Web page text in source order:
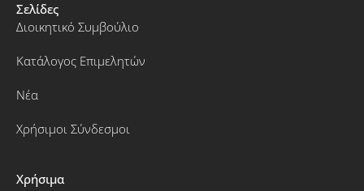
Σελίδες
Διοικητικό Συμβούλιο
Κατάλογος Επιμελητών
Νέα
Χρήσιμοι Σύνδεσμοι
Χρήσιμα